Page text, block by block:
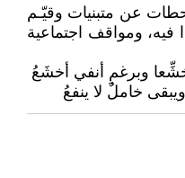
عن متبنيات وقيّـم
ومواقف اجتماعية
وبرغمِ أنفي أخشَعُ
خاملٌ لا ينفعُ